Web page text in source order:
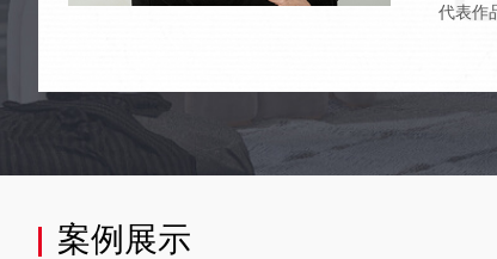
代表作
案例展示